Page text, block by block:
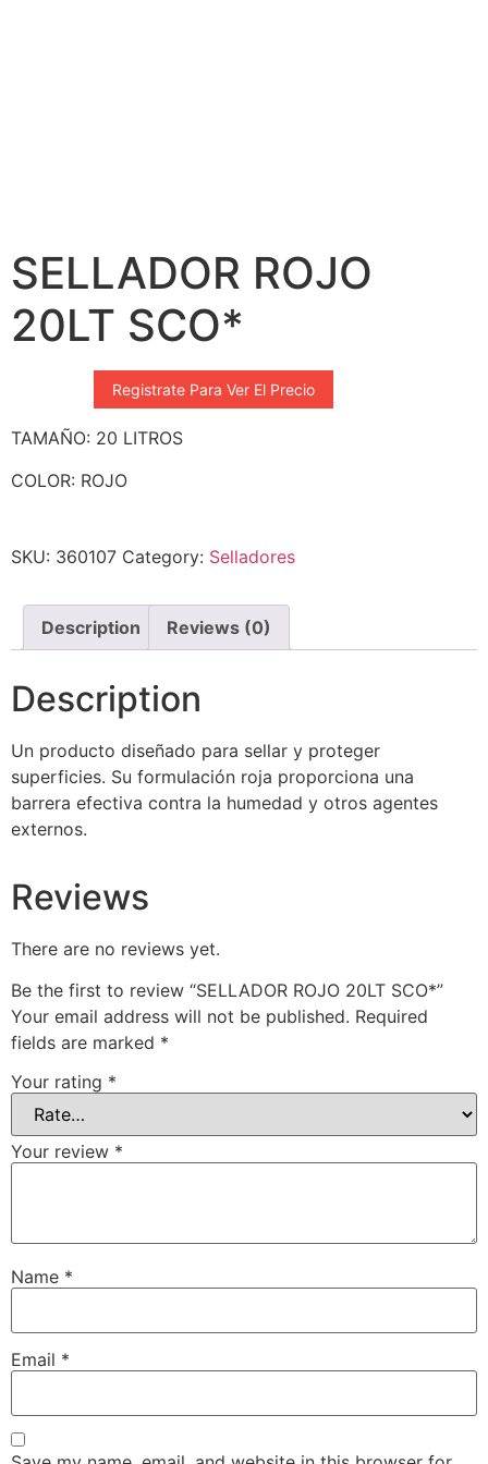
SELLADOR ROJO
20LT SCO*
Registrate Para Ver El Precio
TAMAÑO: 20 LITROS
COLOR: ROJO
SKU: 360107 Category: Selladores
Description Reviews (0)
Description
Un producto diseñado para sellar y proteger
superficies. Su formulación roja proporciona una
barrera efectiva contra la humedad y otros agentes
externos.
Reviews
There are no reviews yet.
Be the first to review “SELLADOR ROJO 20LT SCO*”
Your email address will not be published. Required
fields are marked *
Your rating *
Your review *
Name *
Email *